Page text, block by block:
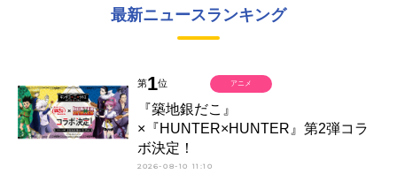
最新ニュースランキング
第1位
『築地銀だこ』
×『HUNTER×HUNTER』第2弾コラ
ボ決定！
2026-08-10 11:10
アニメ